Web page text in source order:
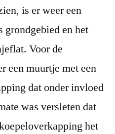
is er weer een
grondgebied en het
Voor de
een muurtje met een
dat onder invloed
was versleten dat
het